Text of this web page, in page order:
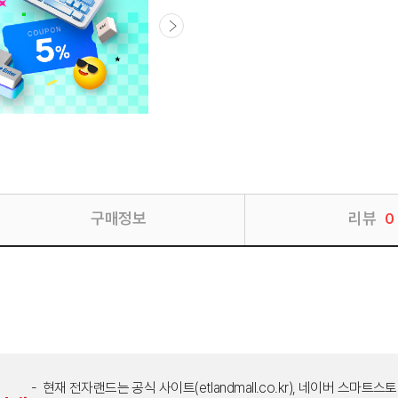
구매정보 리뷰 0
현재 전자랜드는 공식 사이트(etlandmall.co.kr), 네이버 스마트스토